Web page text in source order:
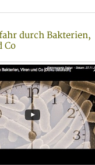
durch Bakterien,
Co